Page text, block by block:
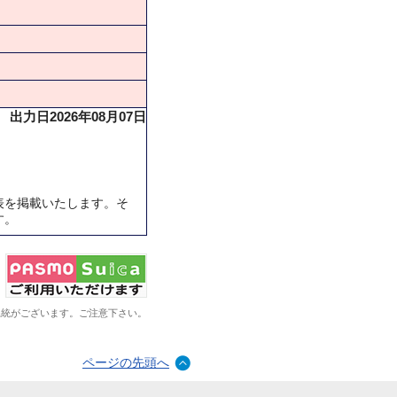
出力日2026年08月07日
掲載いたします。そ
がございます。ご注意下さい。
ページの先頭へ